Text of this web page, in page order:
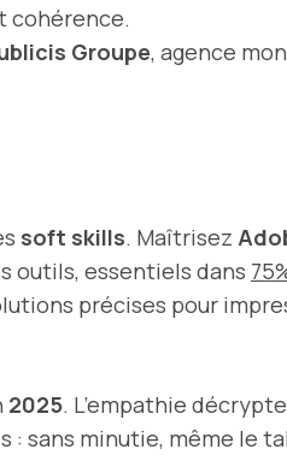
cohérence.
Groupe, agence
soft skills. Maîtrisez
outils, essentiels dans
précises pour
2025. L’empathie
: sans minutie, même le